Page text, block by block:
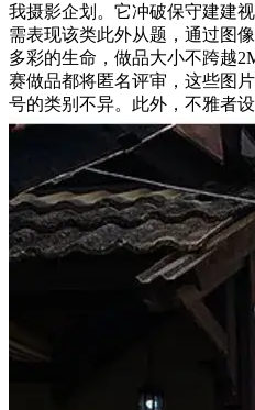
我摄影企划。它冲破保守建建
需表现该类此外从题，通过图
多彩的生命，做品大小不跨越
赛做品都将匿名评审，这些图
号的类别不异。此外，不雅者